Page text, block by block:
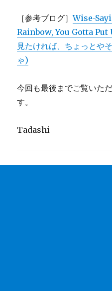
［参考ブログ］Wise-
Rainbow, You Gotta
見たければ、ちょっとや
ゃ)
今回も最後までご覧いた
す。
Tadashi